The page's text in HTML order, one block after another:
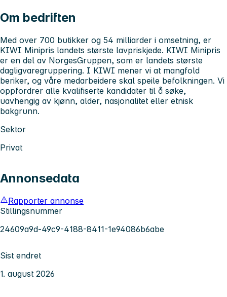
Om bedriften
Med over 700 butikker og 54 milliarder i omsetning, er
KIWI Minipris landets største lavpriskjede. KIWI Minipris
er en del av NorgesGruppen, som er landets største
dagligvaregruppering. I KIWI mener vi at mangfold
beriker, og våre medarbeidere skal speile befolkningen. Vi
oppfordrer alle kvalifiserte kandidater til å søke,
uavhengig av kjønn, alder, nasjonalitet eller etnisk
bakgrunn.
Sektor
Privat
Annonsedata
Rapporter annonse
Stillingsnummer
24609a9d-49c9-4188-8411-1e94086b6abe
Sist endret
1. august 2026